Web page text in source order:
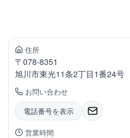
住所
〒078-8351
旭川市東光11条2丁目1番24号
お問い合わせ
電話番号を表示
営業時間